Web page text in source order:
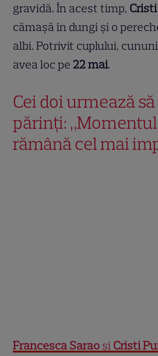
gravidă. În acest timp, Cristi
cămașă în dungi și o
albi. Potrivit cuplului,
avea loc pe 22 mai.
Cei doi urmează
părinți: „Momentul
rămână cel mai
Francesca Sarao și Cristi